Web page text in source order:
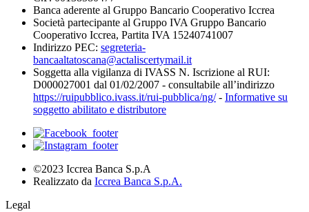
Banca aderente al Gruppo Bancario Cooperativo Iccrea
Società partecipante al Gruppo IVA Gruppo Bancario
Cooperativo Iccrea, Partita IVA 15240741007
Indirizzo PEC: segreteria-
bancaaltatoscana@actaliscertymail.it
Soggetta alla vigilanza di IVASS N. Iscrizione al RUI:
D000027001 dal 01/02/2007 - consultabile all’indirizzo
https://ruipubblico.ivass.it/rui-pubblica/ng/- Informative su
soggetto abilitato e distributore
©2023 Iccrea Banca S.p.A
Realizzato da Iccrea Banca S.p.A.
Legal